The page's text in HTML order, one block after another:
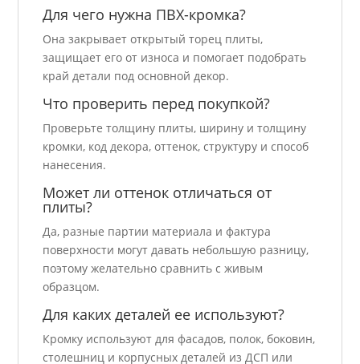
Для чего нужна ПВХ-кромка?
Она закрывает открытый торец плиты,
защищает его от износа и помогает подобрать
край детали под основной декор.
Что проверить перед покупкой?
Проверьте толщину плиты, ширину и толщину
кромки, код декора, оттенок, структуру и способ
нанесения.
Может ли оттенок отличаться от
плиты?
Да, разные партии материала и фактура
поверхности могут давать небольшую разницу,
поэтому желательно сравнить с живым
образцом.
Для каких деталей ее используют?
Кромку используют для фасадов, полок, боковин,
столешниц и корпусных деталей из ДСП или